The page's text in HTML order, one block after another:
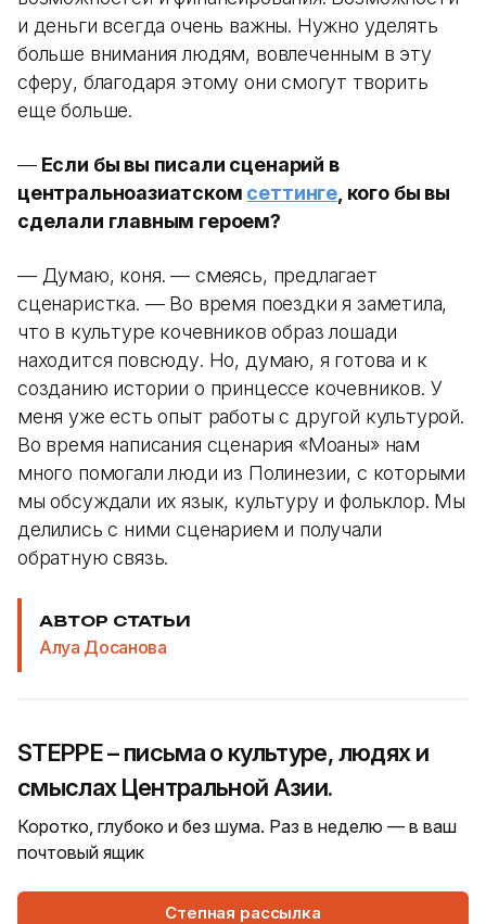
и деньги всегда очень важны. Нужно уделять
больше внимания людям, вовлеченным в эту
сферу, благодаря этому они смогут творить
еще больше.
—Если бы вы писали сценарий в
центральноазиатском сеттинге, кого бы вы
сделали главным героем?
— Думаю, коня. — смеясь, предлагает
сценаристка. — Во время поездки я заметила,
что в культуре кочевников образ лошади
находится повсюду. Но, думаю, я готова и к
созданию истории о принцессе кочевников. У
меня уже есть опыт работы с другой культурой.
Во время написания сценария «Моаны» нам
много помогали люди из Полинезии, с которыми
мы обсуждали их язык, культуру и фольклор. Мы
делились с ними сценарием и получали
обратную связь.
АВТОР СТАТЬИ
Алуа Досанова
STEPPE – письма о культуре, людях и
смыслах Центральной Азии.
Коротко, глубоко и без шума. Раз в неделю — в ваш
почтовый ящик
Степная рассылка